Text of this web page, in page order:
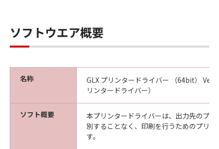
本条項中で使用される"the SOFTWARE"とは、
本契約書中で定義される「本ソフトウェア」を
意味し、指し示すものとします。
本契約書のいずれかの条項またはその一部が法
律により無効であると決定された場合でも、そ
の他の条項は完全に有効に存続するものとしま
ソフトウエア概要
名称
GLX プリンタードライバー （64bit）
リンタードライバー）
ソフト概要
本プリンタードライバーは、出力先のプ
別することなく、印刷を行うためのプリ
す。